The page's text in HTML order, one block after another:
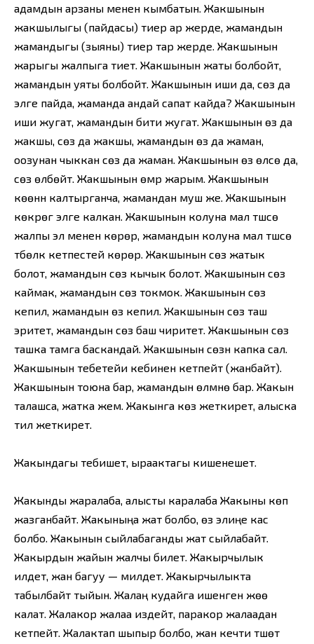
адамдын арзаны менен кымбатын. Жакшынын
жакшылыгы (пайдасы) тиер ар жерде, жамандын
жамандыгы (зыяны) тиер тар жерде. Жакшынын
жарыгы жалпыга тиет. Жакшынын жаты болбойт,
жамандын уяты болбойт. Жакшынын иши да, сөзү да
элге пайда, жаманда андай сапат кайда? Жакшынын
иши жугат, жамандын бити жугат. Жакшынын өзү да
жакшы, сөзү да жакшы, жамандын өзү да жаман,
оозунан чыккан сөзү да жаман. Жакшынын өзү өлсө да,
сөзү өлбөйт. Жакшынын өмүрү жарым. Жакшынын
көөнүн калтырганча, жамандан муш же. Жакшынын
көкүрөгү элге калкан. Жакшынын колуна мал түшсө
жалпы эл менен көрөр, жамандын колуна мал түшсө
түбөлүк кетпестей көрөр. Жакшынын сөзү жатык
болот, жамандын сөзү кычык болот. Жакшынын сөзү
каймак, жамандын сөзү токмок. Жакшынын сөзү
кепил, жамандын өзү кепил. Жакшынын сөзү таш
эритет, жамандын сөзү баш чиритет. Жакшынын сөзү
ташка тамга баскандай. Жакшынын сөзүн капка сал.
Жакшынын тебетейи кебинен кетпейт (жанбайт).
Жакшынын тоюна бар, жамандын өлүмүнө бар. Жакын
талашса, жатка жем. Жакынга көз жеткирет, алыска
тил жеткирет.
Жакындагы тебишет, ыраактагы кишенешет.
Жакынды жаралаба, алысты каралаба Жакыны көп
жазганбайт. Жакыныңа жат болбо, өз элиңе кас
болбо. Жакынын сыйлабаганды жат сыйлабайт.
Жакырдын жайын жалчы билет. Жакырчылык
илдет, жан багуу — милдет. Жакырчылыкта
табылбайт тыйын. Жалаң кудайга ишенген жөө
калат. Жалакор жалаа издейт, паракор жалаадан
кетпейт. Жалактап шыпыр болбо, жан кечти түшөт